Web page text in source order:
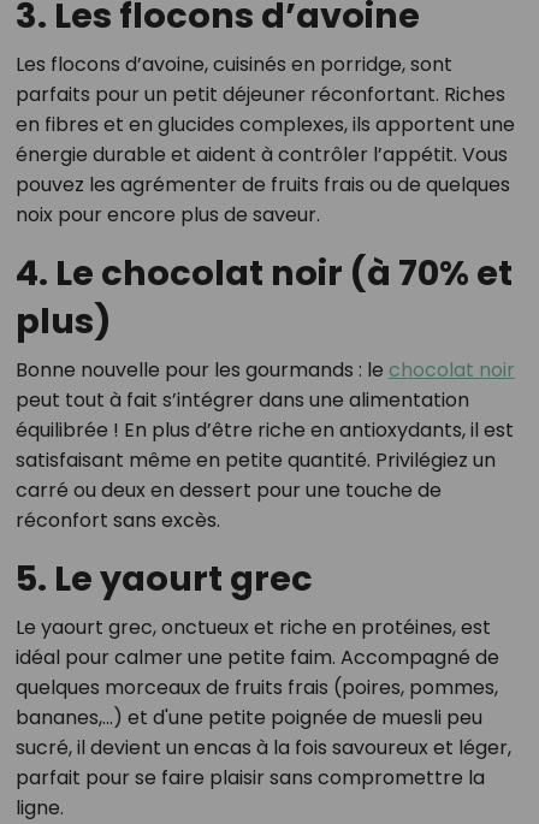
3. Les flocons d’avoine
Les flocons d’avoine, cuisinés en porridge, sont
parfaits pour un petit déjeuner réconfortant. Riches
en fibres et en glucides complexes, ils apportent une
énergie durable et aident à contrôler l’appétit. Vous
pouvez les agrémenter de fruits frais ou de quelques
noix pour encore plus de saveur.
4. Le chocolat noir (à 70% et
plus)
Bonne nouvelle pour les gourmands : le chocolat noir
peut tout à fait s’intégrer dans une alimentation
équilibrée ! En plus d’être riche en antioxydants, il est
satisfaisant même en petite quantité. Privilégiez un
carré ou deux en dessert pour une touche de
réconfort sans excès.
5. Le yaourt grec
Le yaourt grec, onctueux et riche en protéines, est
idéal pour calmer une petite faim. Accompagné de
quelques morceaux de fruits frais (poires, pommes,
bananes,...) et d'une petite poignée de muesli peu
sucré, il devient un encas à la fois savoureux et léger,
parfait pour se faire plaisir sans compromettre la
ligne.